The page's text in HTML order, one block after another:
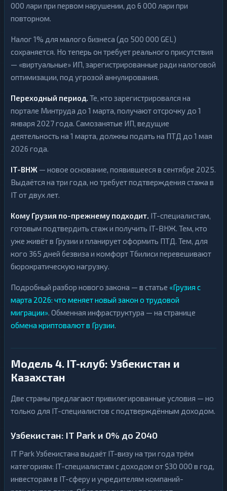
000 лари при первом нарушении, до 6 000 лари при
повторном.
Налог 1% для малого бизнеса (до 500 000 GEL)
сохраняется. Но теперь он требует реального присутствия
— «виртуальные» ИП, зарегистрированные ради налоговой
оптимизации, под угрозой аннулирования.
Переходный период. Те, кто зарегистрировался на
портале Минтруда до 1 марта, получают отсрочку до 1
января 2027 года. Самозанятые ИП, ведущие
деятельность на 1 марта, должны подать на ПТД до 1 мая
2026 года.
IT-ВНЖ — новое основание, появившееся в сентябре 2025.
Выдаётся на три года, но требует подтверждения стажа в
IT от двух лет.
Кому Грузия по-прежнему подходит. IT-специалистам,
готовым подтвердить стаж и получить IT-ВНЖ. Тем, кто
уже живёт в Грузии и планирует оформить ПТД. Тем, для
кого 365 дней безвиза и комфорт Тбилиси перевешивают
бюрократическую нагрузку.
Подробный разбор нового закона — в статье «Грузия с
марта 2026: что меняет новый закон о трудовой
миграции». Обменная инфраструктура — на странице
обмена криптовалют в Грузии.
Модель 4. IT-клуб: Узбекистан и
Казахстан
Две страны предлагают привилегированные условия — но
только для IT-специалистов с подтверждённым доходом.
Узбекистан: IT Park и 0% до 2040
IT Park Узбекистана выдаёт IT-визу на три года трём
категориям: IT-специалистам с доходом от $30 000 в год,
инвесторам в IT-сферу и учредителям компаний-